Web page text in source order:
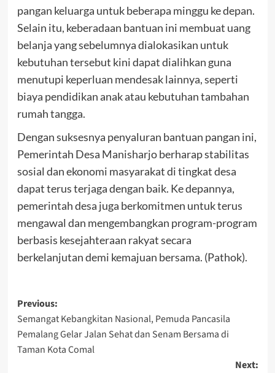
pangan keluarga untuk beberapa minggu ke depan.
Selain itu, keberadaan bantuan ini membuat uang
belanja yang sebelumnya dialokasikan untuk
kebutuhan tersebut kini dapat dialihkan guna
menutupi keperluan mendesak lainnya, seperti
biaya pendidikan anak atau kebutuhan tambahan
rumah tangga.
Dengan suksesnya penyaluran bantuan pangan ini,
Pemerintah Desa Manisharjo berharap stabilitas
sosial dan ekonomi masyarakat di tingkat desa
dapat terus terjaga dengan baik. Ke depannya,
pemerintah desa juga berkomitmen untuk terus
mengawal dan mengembangkan program-program
berbasis kesejahteraan rakyat secara
berkelanjutan demi kemajuan bersama. (Pathok).
Post
navigation
Previous:
Semangat Kebangkitan Nasional, Pemuda Pancasila
Pemalang Gelar Jalan Sehat dan Senam Bersama di
Taman Kota Comal
Next: